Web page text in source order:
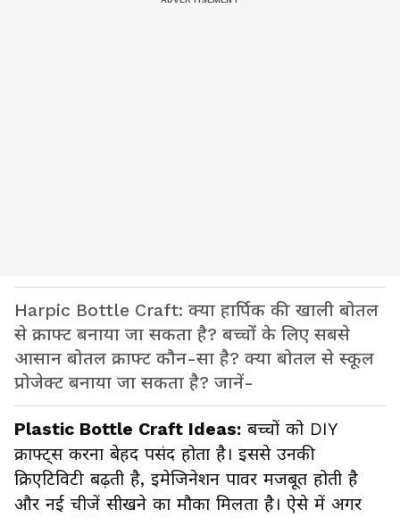
Harpic Bottle Craft: क्या हार्पिक की खाली बोतल
से क्राफ्ट बनाया जा सकता है? बच्चों के लिए सबसे
आसान बोतल क्राफ्ट कौन-सा है? क्या बोतल से स्कूल
प्रोजेक्ट बनाया जा सकता है? जानें-
Plastic Bottle Craft Ideas: बच्चों को DIY
क्राफ्ट्स करना बेहद पसंद होता है। इससे उनकी
क्रिएटिविटी बढ़ती है, इमेजिनेशन पावर मजबूत होती है
और नई चीजें सीखने का मौका मिलता है। ऐसे में अगर